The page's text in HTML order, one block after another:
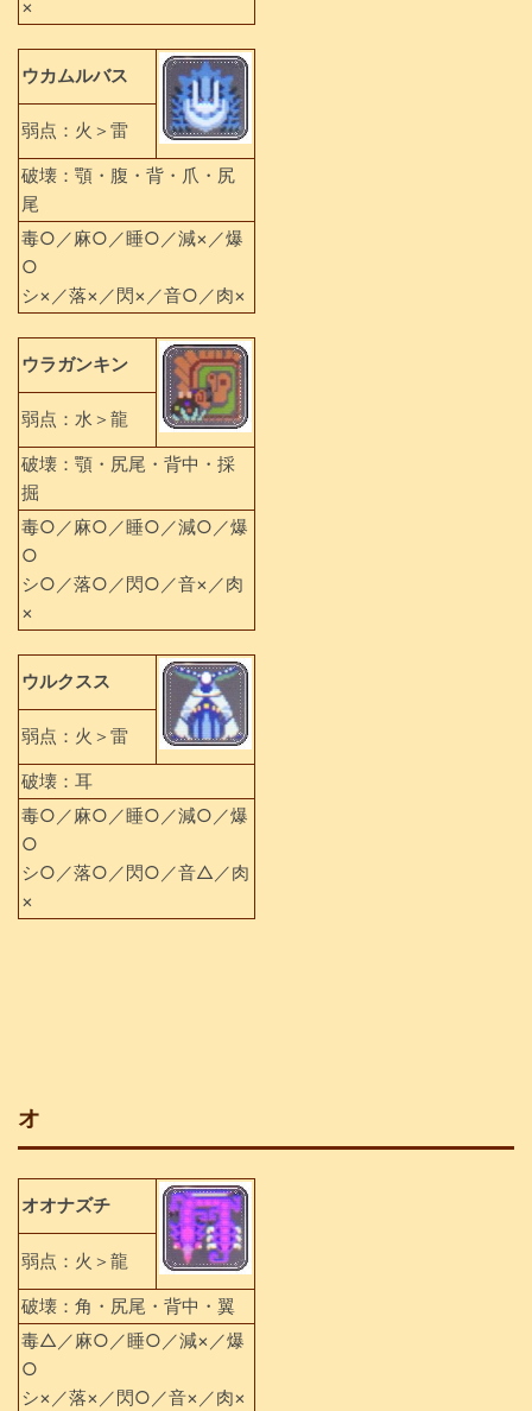
×
ウカムルバス
弱点：火＞雷
破壊：顎・腹・背・爪・尻
尾
毒○／麻○／睡○／減×／爆
○
シ×／落×／閃×／音○／肉×
ウラガンキン
弱点：水＞龍
破壊：顎・尻尾・背中・採
掘
毒○／麻○／睡○／減○／爆
○
シ○／落○／閃○／音×／肉
×
ウルクスス
弱点：火＞雷
破壊：耳
毒○／麻○／睡○／減○／爆
○
シ○／落○／閃○／音△／肉
×
オ
オオナズチ
弱点：火＞龍
破壊：角・尻尾・背中・翼
毒△／麻○／睡○／減×／爆
○
シ×／落×／閃○／音×／肉×